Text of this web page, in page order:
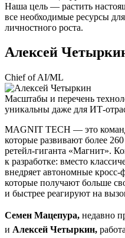
Наша цель — растить
все необходимые ресурсы
личностного роста.
Алексей
Chief of AI/ML
Масштабы и перечень
уникальны даже для ИТ-
MAGNIT TECH — это
которые развивают более
ретейл-гиганта «Магнит».
к разработке: вместо
внедряет автономные
которые получают больше
и быстрее реагируют на
Семен Мацепура, недавно
и Алексей Четыркин,